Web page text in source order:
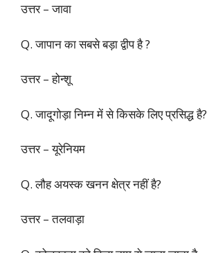
उत्तर – जावा
Q. जापान का सबसे बड़ा द्वीप है ?
उत्तर – होन्शू
Q. जादूगोड़ा निम्न में से किसके लिए प्रसिद्ध है?
उत्तर – यूरेनियम
Q. लौह अयस्क खनन क्षेत्र नहीं है?
उत्तर – तलवाड़ा